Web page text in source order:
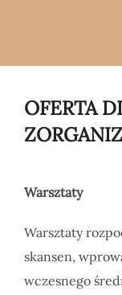
OFERTA
Warsztaty
Warsztaty
skansen,
wczesnego